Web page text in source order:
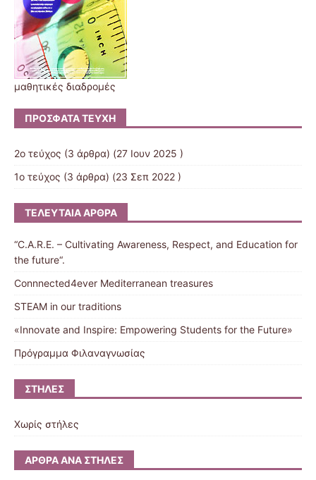
μαθητικές διαδρομές
ΠΡΌΣΦΑΤΑ ΤΕΎΧΗ
2ο τεύχος (3 άρθρα) (27 Ιουν 2025 )
1ο τεύχος (3 άρθρα) (23 Σεπ 2022 )
ΤΕΛΕΥΤΑΊΑ ΆΡΘΡΑ
“C.A.R.E. – Cultivating Awareness, Respect, and Education for
the future“.
Connnected4ever Mediterranean treasures
STEAM in our traditions
«Innovate and Inspire: Empowering Students for the Future»
Πρόγραμμα Φιλαναγνωσίας
ΣΤΉΛΕΣ
Χωρίς στήλες
ΆΡΘΡΑ ΑΝΆ ΣΤΉΛΕΣ